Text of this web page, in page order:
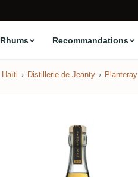
Rhums Recommandations
Haïti Distillerie de Jeanty Planteray